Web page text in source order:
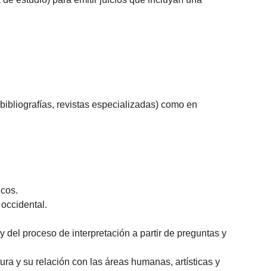
revistas especializadas) como en
del proceso de interpretación a partir de preguntas y
y su relación con las áreas humanas, artísticas y